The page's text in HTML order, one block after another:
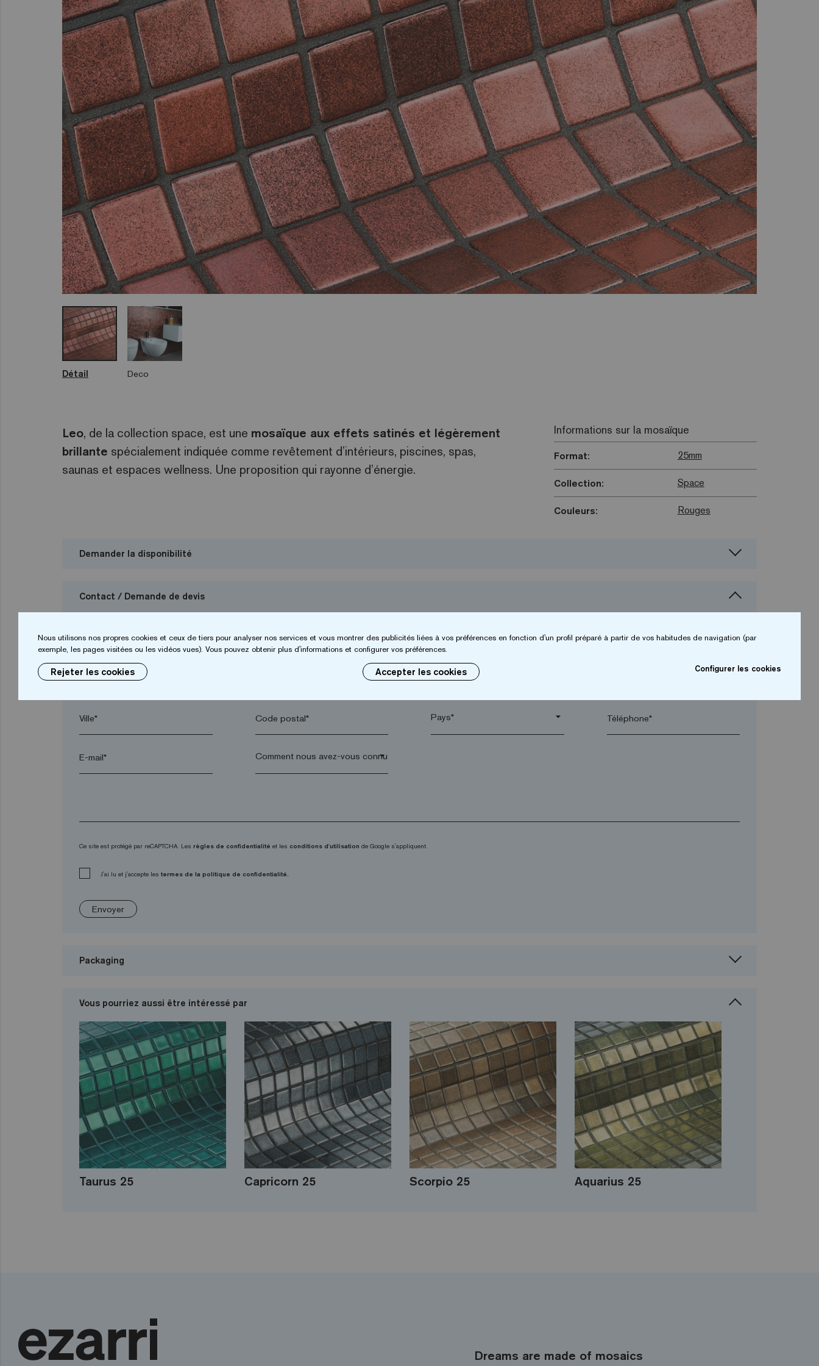
Détail Deco
Leo, de la collection space, est une mosaïque aux effets satinés et légèrement
brillante spécialement indiquée comme revêtement d’intérieurs, piscines, spas,
saunas et espaces wellness. Une proposition qui rayonne d’énergie.
Informations sur la mosaïque
Format: 25mm
Collection: Space
Couleurs: Rouges
Demander la disponibilité
Contact / Demande de devis
Prénom* Entreprise*
Ville* Code postal* arrow_drop_down Téléphone*
E-mail* arrow_drop_down
Ce site est protégé par reCAPTCHA. Les règles de confidentialité et les conditions d'utilisation de Google s'appliquent.
J'ai lu et j'accepte les termes de la politique de confidentialité.
Envoyer
Packaging
Vous pourriez aussi être intéressé par
Taurus 25 Capricorn 25 Scorpio 25 Aquarius 25
Dreams are made of mosaics
Nous utilisons nos propres cookies et ceux de tiers pour analyser nos services et vous montrer des publicités liées à vos préférences en fonction d'un profil préparé à partir de vos habitudes de navigation (par
exemple, les pages visitées ou les vidéos vues). Vous pouvez obtenir plus d'informations et configurer vos préférences.
Rejeter les cookies Accepter les cookies Configurer les cookies